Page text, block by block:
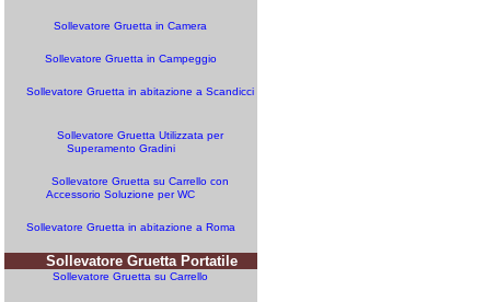
Sollevatore Gruetta in Camera
Sollevatore Gruetta in Campeggio
Sollevatore Gruetta in abitazione a Scandicci
Sollevatore Gruetta Utilizzata per
Superamento Gradini
Sollevatore Gruetta su Carrello con
Accessorio Soluzione per WC
Sollevatore Gruetta in abitazione a Roma
Sollevatore Gruetta Portatile
Sollevatore Gruetta su Carrello